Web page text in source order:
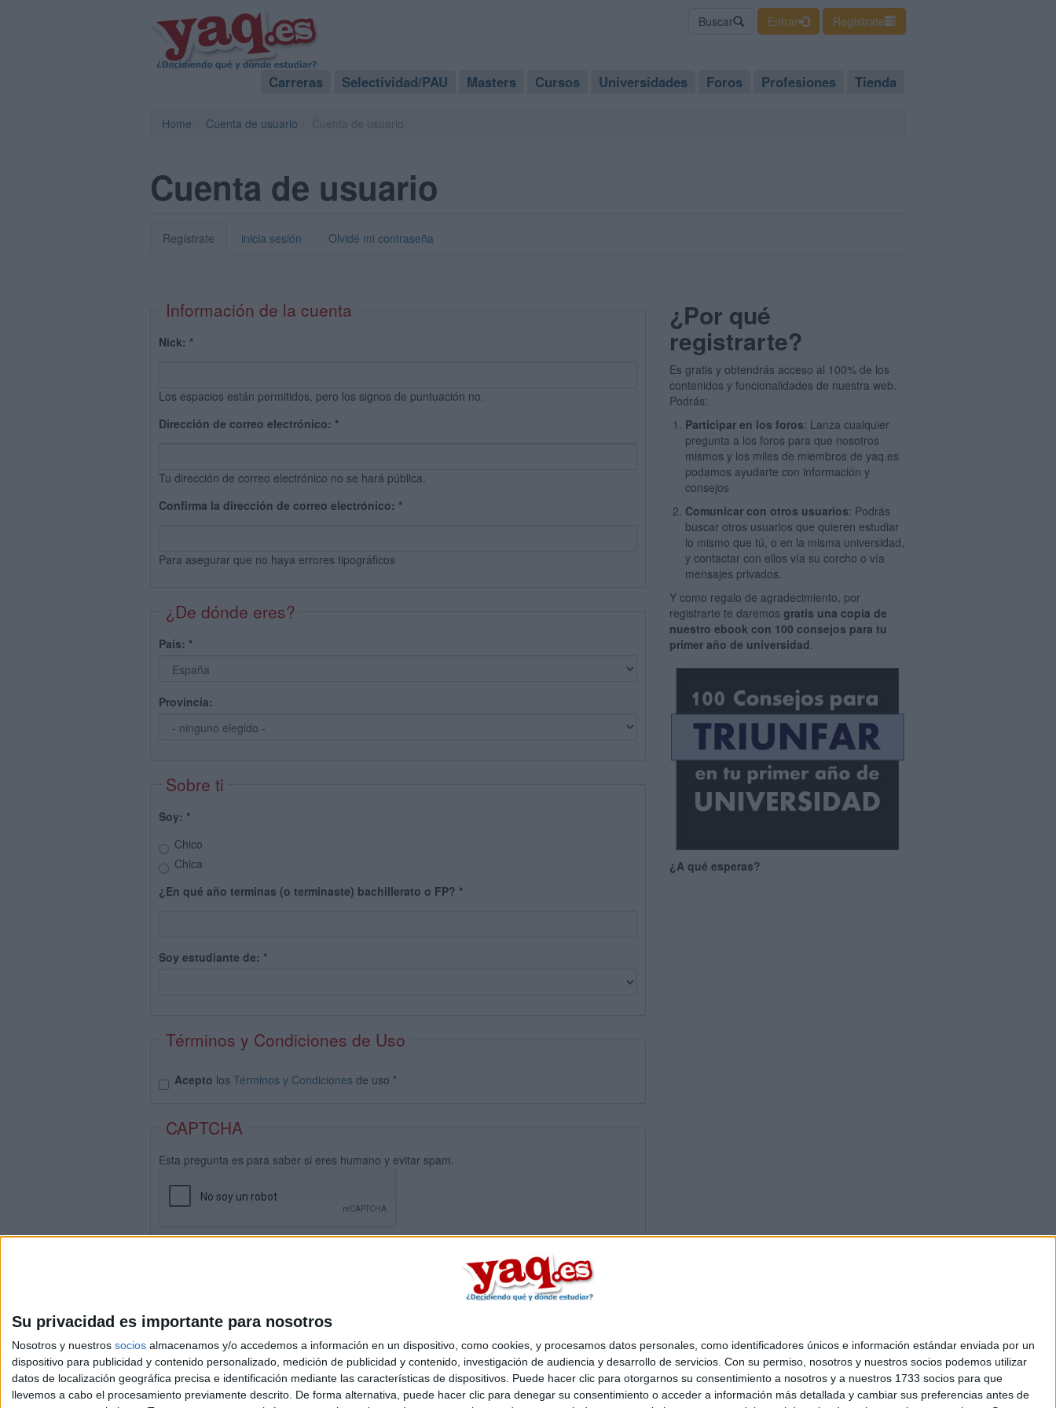
Su privacidad es importante para nosotros
Nosotros y nuestros socios almacenamos y/o accedemos a información en un dispositivo, como cookies, y procesamos datos personales, como identificadores únicos e información estándar enviada por un
dispositivo para publicidad y contenido personalizado, medición de publicidad y contenido, investigación de audiencia y desarrollo de servicios. Con su permiso, nosotros y nuestros socios podemos utilizar
datos de localización geográfica precisa e identificación mediante las características de dispositivos. Puede hacer clic para otorgarnos su consentimiento a nosotros y a nuestros 1733 socios para que
llevemos a cabo el procesamiento previamente descrito. De forma alternativa, puede hacer clic para denegar su consentimiento o acceder a información más detallada y cambiar sus preferencias antes de
Buscar Entrar Regístrate
Carreras Selectividad/PAU Masters Cursos Universidades Foros Profesiones Tienda
Home Cuenta de usuario
Cuenta de usuario
Regístrate inicia sesión Olvidé mi contraseña
Información de la cuenta
Nick: *
Los espacios están permitidos, pero los signos de puntuación no.
Dirección de correo electrónico: *
Tu dirección de correo electrónico no se hará pública.
Confirma la dirección de correo electrónico: *
Para asegurar que no haya errores tipográficos
¿De dónde eres?
País: *
Provincia:
Sobre ti
Soy: *
Chico
Chica
¿En qué año terminas (o terminaste) bachillerato o FP? *
Soy estudiante de: *
Términos y Condiciones de Uso
Acepto los Términos y Condiciones de uso *
CAPTCHA
Esta pregunta es para saber si eres humano y evitar spam.
¿Por qué
registrarte?
Es gratis y obtendrás acceso al 100% de los
contenidos y funcionalidades de nuestra web.
Podrás:
Participar en los foros: Lanza cualquier
pregunta a los foros para que nosotros
mismos y los miles de miembros de yaq.es
podamos ayudarte con información y
consejos
Comunicar con otros usuarios: Podrás
buscar otros usuarios que quieren estudiar
lo mismo que tú, o en la misma universidad,
y contactar con ellos vía su corcho o vía
mensajes privados.
Y como regalo de agradecimiento, por
registrarte te daremosgratis una copia de
nuestro ebook con 100 consejos para tu
primer año de universidad.
¿A qué esperas?
Quiénes somos |Contactar| Anúnciate
Aviso legal|Politica de privacidad|Condiciones generales|Política de cookies